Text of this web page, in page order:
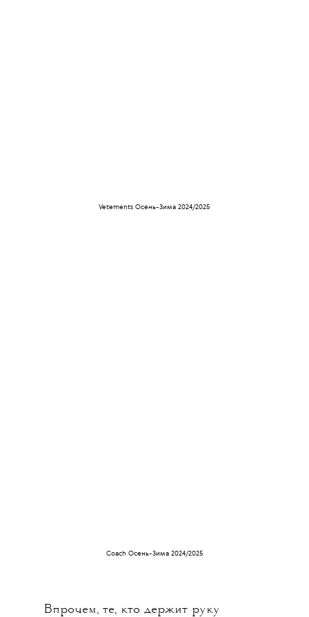
Vetements Осень-Зима 2024/2025
Coach Осень-Зима 2024/2025
Впрочем, те, кто держит руку